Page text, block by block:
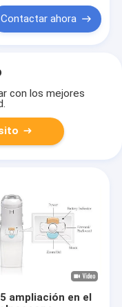
Contactar ahora
con los mejores
ampliación en el